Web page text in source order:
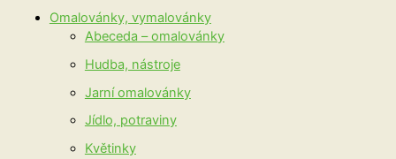
Omalovánky, vymalovánky
Abeceda – omalovánky
Hudba, nástroje
Jarní omalovánky
Jídlo, potraviny
Květinky